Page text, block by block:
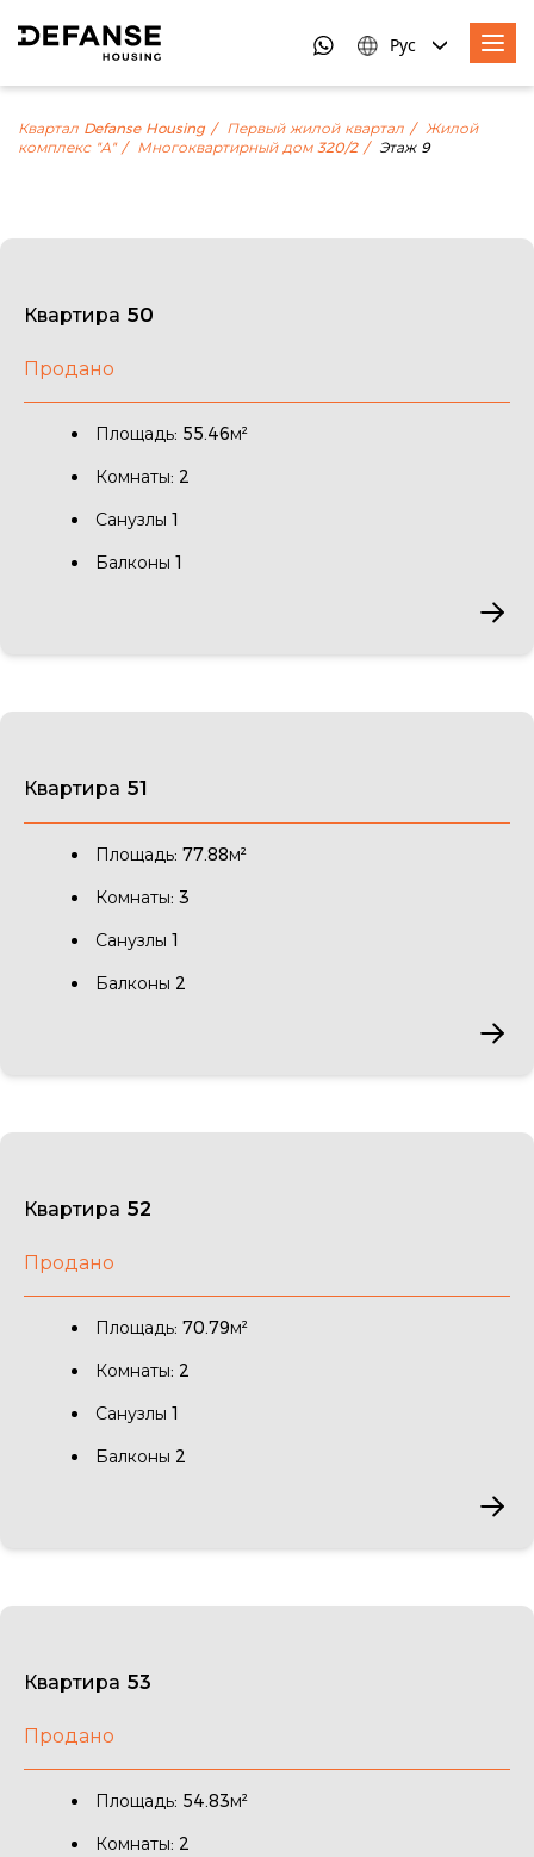
Рус
Квартал Defanse Housing Первый жилой квартал
Жилой
комплекс "А"
Многоквартирный дом 320/2 Этаж 9
Квартира 50
Продано
Площадь: 55.46м²
Комнаты: 2
Санузлы 1
Балконы 1
Квартира 51
Площадь: 77.88м²
Комнаты: 3
Санузлы 1
Балконы 2
Квартира 52
Продано
Площадь: 70.79м²
Комнаты: 2
Санузлы 1
Балконы 2
Квартира 53
Продано
Площадь: 54.83м²
Комнаты: 2